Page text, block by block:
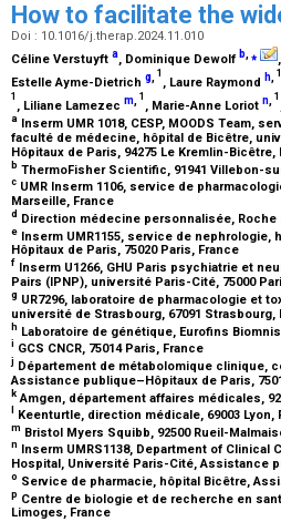
How to facilitate the
Doi : 10.1016/j.therap.2024.11.010
Céline Verstuyft a, Dominique Dewolf b,⁎
Estelle Ayme-Dietrich g, 1
, Laure Raymond h, 1
1
, Liliane Lamezec m, 1
, Marie-Anne Loriot n, 1
a Inserm UMR 1018, CESP, MOODS Team,
faculté de médecine, hôpital de Bicêtre,
Hôpitaux de Paris, 94275 Le Kremlin-Bicêtre,
b ThermoFisher Scientific, 91941 Villebon-
c UMR Inserm 1106, service de
Marseille, France
d Direction médecine personnalisée, Roche
e Inserm UMR1155, service de
Hôpitaux de Paris, 75020 Paris, France
f Inserm U1266, GHU Paris psychiatrie et
Pairs (IPNP), université Paris-Cité, 75000
g UR7296, laboratoire de pharmacologie et
université de Strasbourg, 67091 Strasbourg,
h Laboratoire de génétique, Eurofins
i GCS CNCR, 75014 Paris, France
j Département de métabolomique clinique,
Assistance publique–Hôpitaux de Paris,
k Amgen, département affaires médicales,
Keenturtle, direction médicale, 69003 Lyon,
m Bristol Myers Squibb, 92500 Rueil-
n
Inserm UMRS1138, Department of
Hospital, Université Paris-Cité, Assistance
o Service de pharmacie, hôpital Bicêtre,
p Centre de biologie et de recherche en
Limoges, France